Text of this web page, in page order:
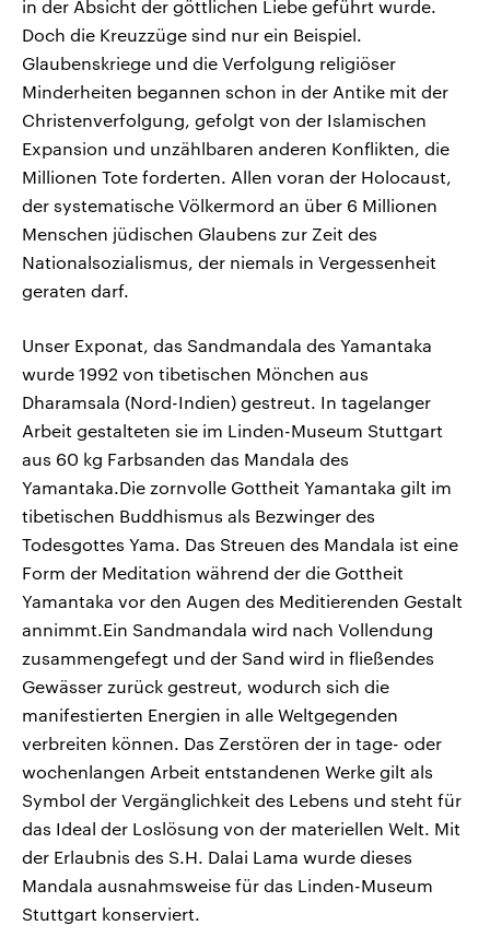
in der Absicht der göttlichen Liebe geführt wurde.
Doch die Kreuzzüge sind nur ein Beispiel.
Glaubenskriege und die Verfolgung religiöser
Minderheiten begannen schon in der Antike mit der
Christenverfolgung, gefolgt von der Islamischen
Expansion und unzählbaren anderen Konflikten, die
Millionen Tote forderten. Allen voran der Holocaust,
der systematische Völkermord an über 6 Millionen
Menschen jüdischen Glaubens zur Zeit des
Nationalsozialismus, der niemals in Vergessenheit
geraten darf.
Unser Exponat, das Sandmandala des Yamantaka
wurde 1992 von tibetischen Mönchen aus
Dharamsala (Nord-Indien) gestreut. In tagelanger
Arbeit gestalteten sie im Linden-Museum Stuttgart
aus 60 kg Farbsanden das Mandala des
Yamantaka.Die zornvolle Gottheit Yamantaka gilt im
tibetischen Buddhismus als Bezwinger des
Todesgottes Yama. Das Streuen des Mandala ist eine
Form der Meditation während der die Gottheit
Yamantaka vor den Augen des Meditierenden Gestalt
annimmt.Ein Sandmandala wird nach Vollendung
zusammengefegt und der Sand wird in fließendes
Gewässer zurück gestreut, wodurch sich die
manifestierten Energien in alle Weltgegenden
verbreiten können. Das Zerstören der in tage- oder
wochenlangen Arbeit entstandenen Werke gilt als
Symbol der Vergänglichkeit des Lebens und steht für
das Ideal der Loslösung von der materiellen Welt. Mit
der Erlaubnis des S.H. Dalai Lama wurde dieses
Mandala ausnahmsweise für das Linden-Museum
Stuttgart konserviert.